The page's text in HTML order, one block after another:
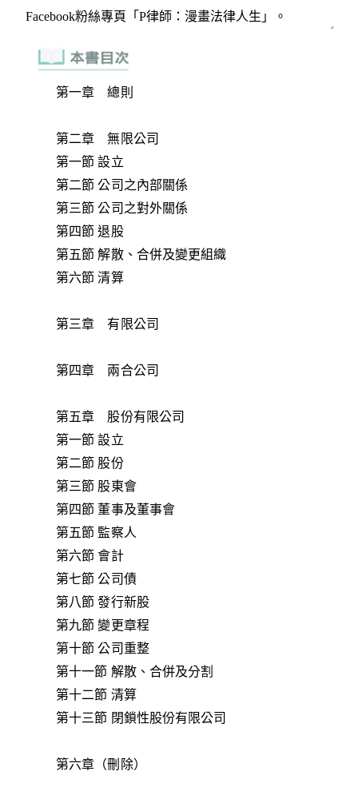
第一章 總則
第二章 無限公司
第一節 設立
第二節 公司之內部關係
第三節 公司之對外關係
第四節 退股
第五節 解散、合併及變更組織
第六節 清算
第三章 有限公司
第四章 兩合公司
第五章 股份有限公司
第一節 設立
第二節 股份
第三節 股東會
第四節 董事及董事會
第五節 監察人
第六節 會計
第七節 公司債
第八節 發行新股
第九節 變更章程
第十節 公司重整
第十一節 解散、合併及分割
第十二節 清算
第十三節 閉鎖性股份有限公司
第六章（刪除）